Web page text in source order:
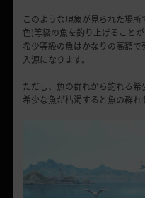
このような現象が見られた場
色)等級の魚を釣り上げることが
希少等級の魚はかなりの高額
入源になります。
ただし、魚の群れから釣れる希
希少な魚が枯渇すると魚の群れ